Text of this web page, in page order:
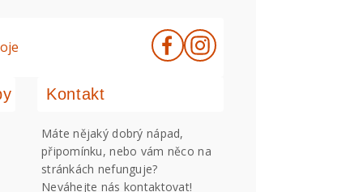
Kontakt
Máte nějaký dobrý nápad,
připomínku, nebo vám něco na
stránkách nefunguje?
Neváhejte nás kontaktovat!